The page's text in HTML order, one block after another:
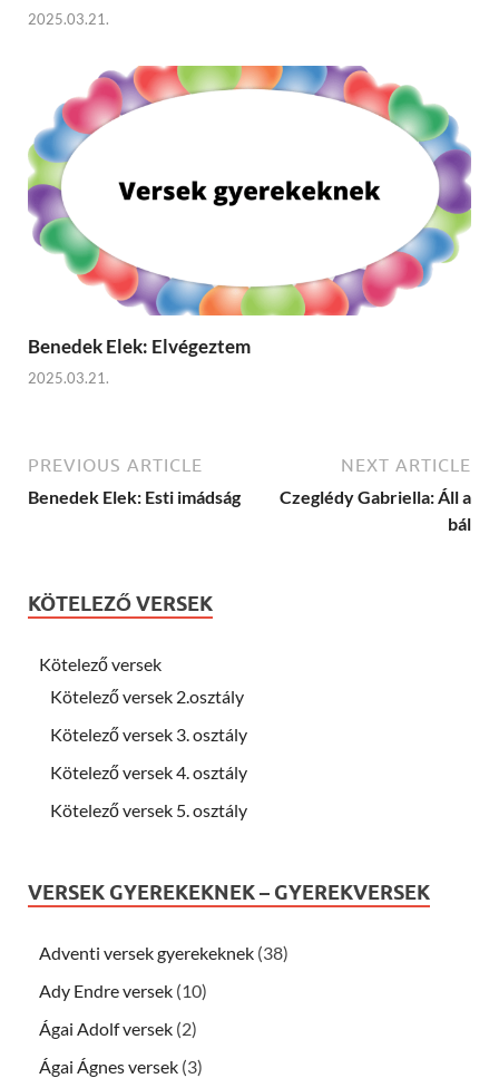
2025.03.21.
Benedek Elek: Elvégeztem
2025.03.21.
PREVIOUS ARTICLE
Benedek Elek: Esti imádság
NEXT ARTICLE
Czeglédy Gabriella: Áll a
bál
KÖTELEZŐ VERSEK
Kötelező versek
Kötelező versek 2.osztály
Kötelező versek 3. osztály
Kötelező versek 4. osztály
Kötelező versek 5. osztály
VERSEK GYEREKEKNEK – GYEREKVERSEK
Adventi versek gyerekeknek (38)
Ady Endre versek (10)
Ágai Adolf versek (2)
Ágai Ágnes versek (3)